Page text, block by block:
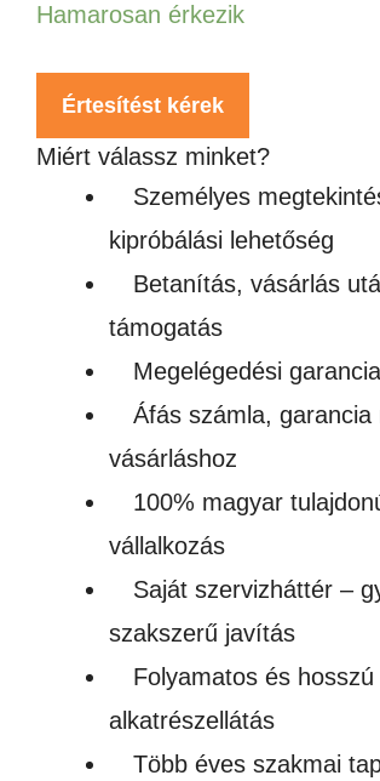
Hamarosan érkezik
Értesítést kérek
Miért válassz minket?
Személyes
kipróbálási lehetőség
Betanítás, vásárlás
támogatás
Megelégedési garancia
Áfás számla, garancia
vásárláshoz
100% magyar
vállalkozás
Saját szervizháttér –
szakszerű javítás
Folyamatos és hosszú
alkatrészellátás
Több éves szakmai